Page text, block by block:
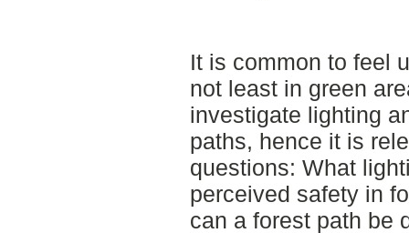
It is common to feel
not least in green
investigate lighting
paths, hence it is
questions: What
perceived safety in
can a forest path be